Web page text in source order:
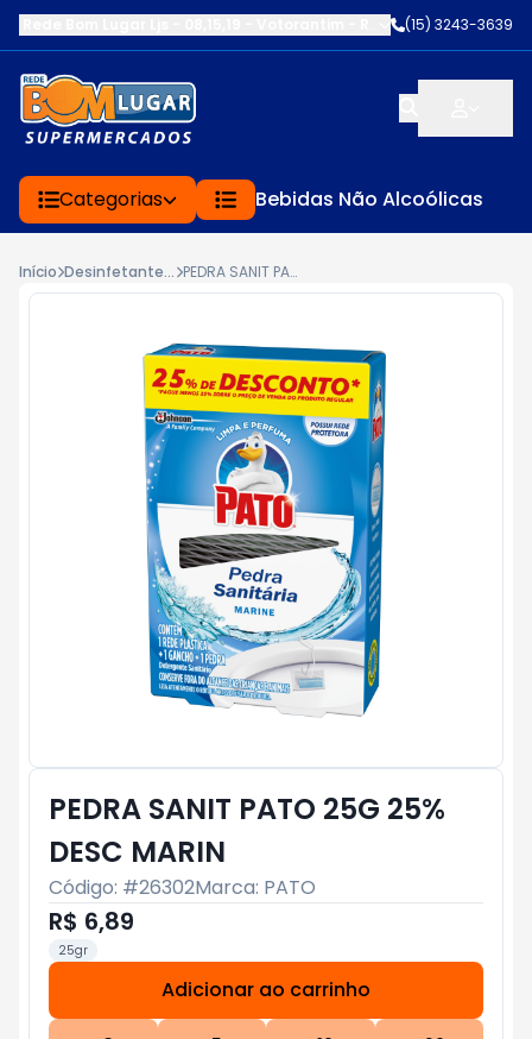
RUA SERVINA
(15) 3243-3639
Categorias Bebidas Não Alcoólicas
Início Desinfetante / Desodorizadores PEDRA SANIT PATO 25G 25% DESC MARIN
PEDRA SANIT PATO 25G 25%
DESC MARIN
Código: #26302Marca: PATO
R$ 6,89
25gr
Adicionar ao carrinho